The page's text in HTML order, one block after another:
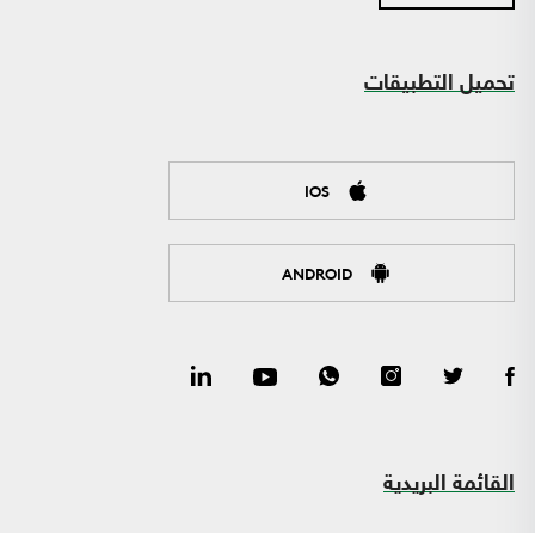
تحميل التطبيقات
IOS
ANDROID
القائمة البريدية